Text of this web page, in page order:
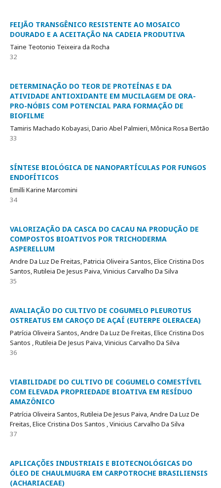
FEIJÃO TRANSGÊNICO RESISTENTE AO MOSAICO
DOURADO E A ACEITAÇÃO NA CADEIA PRODUTIVA
Taine Teotonio Teixeira da Rocha
32
DETERMINAÇÃO DO TEOR DE PROTEÍNAS E DA
ATIVIDADE ANTIOXIDANTE EM MUCILAGEM DE ORA-
PRO-NÓBIS COM POTENCIAL PARA FORMAÇÃO DE
BIOFILME
Tamiris Machado Kobayasi, Dario Abel Palmieri, Mônica Rosa Bertão
33
SÍNTESE BIOLÓGICA DE NANOPARTÍCULAS POR FUNGOS
ENDOFÍTICOS
Emilli Karine Marcomini
34
VALORIZAÇÃO DA CASCA DO CACAU NA PRODUÇÃO DE
COMPOSTOS BIOATIVOS POR TRICHODERMA
ASPERELLUM
Andre Da Luz De Freitas, Patricia Oliveira Santos, Elice Cristina Dos
Santos, Rutileia De Jesus Paiva, Vinicius Carvalho Da Silva
35
AVALIAÇÃO DO CULTIVO DE COGUMELO PLEUROTUS
OSTREATUS EM CAROÇO DE AÇAÍ (EUTERPE OLERACEA)
Patrícia Oliveira Santos, Andre Da Luz De Freitas, Elice Cristina Dos
Santos , Rutileia De Jesus Paiva, Vinicius Carvalho Da Silva
36
VIABILIDADE DO CULTIVO DE COGUMELO COMESTÍVEL
COM ELEVADA PROPRIEDADE BIOATIVA EM RESÍDUO
AMAZÔNICO
Patrícia Oliveira Santos, Rutileia De Jesus Paiva, Andre Da Luz De
Freitas, Elice Cristina Dos Santos , Vinicius Carvalho Da Silva
37
APLICAÇÕES INDUSTRIAIS E BIOTECNOLÓGICAS DO
ÓLEO DE CHAULMUGRA EM CARPOTROCHE BRASILIENSIS
(ACHARIACEAE)